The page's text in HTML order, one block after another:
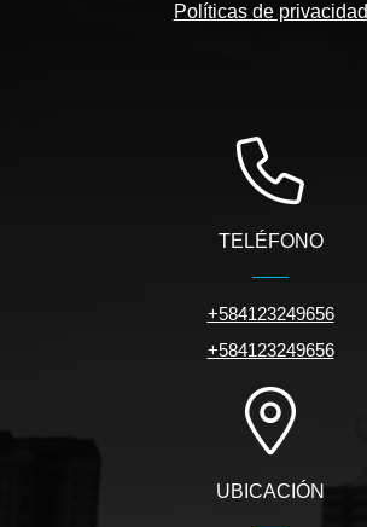
Políticas de privacidad
TELÉFONO
+584123249656
+584123249656
UBICACIÓN